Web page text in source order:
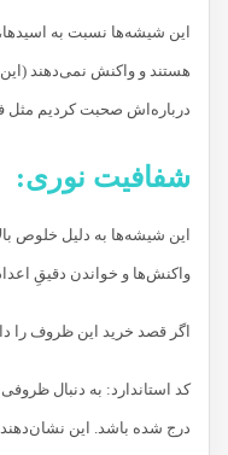
این شیشه‌ها نسبت به
هستند و واکنش نمی‌دهند (این
درباره‌اش صحبت کردیم مثل
شفافیت نوری:
این شیشه‌ها به دلیل خلوص
واکنش‌ها و خواندن دقیقِ
اگر قصد خرید این ظروف را
درج شده باشد. این